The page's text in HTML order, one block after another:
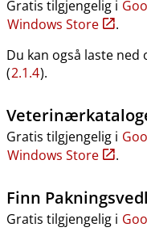
Gratis tilgjengelig i
Windows Store
.
Du kan også laste
(2.1.4).
Gratis tilgjengelig i
Windows Store
.
Finn
Gratis tilgjengelig i